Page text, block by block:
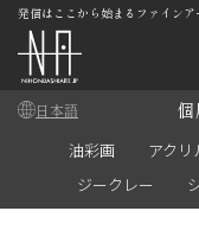
発信はここから始まるファインア
日本語
油彩画 アクリ
ジークレー